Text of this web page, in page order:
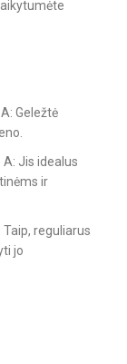
Geležtė
A: Jis idealus
ir
Taip, reguliarus
jo